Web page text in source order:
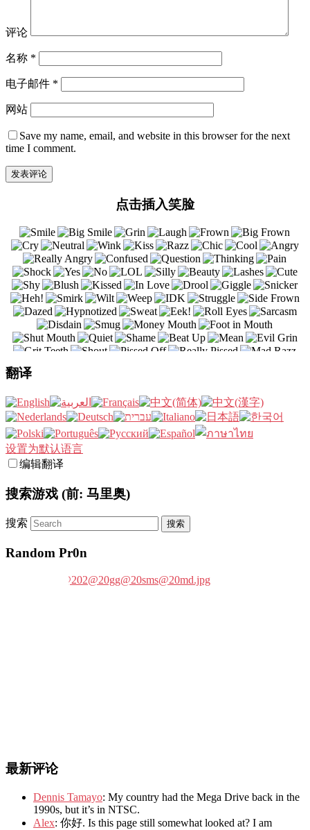
评论
名称 *
电子邮件 *
网站
Save my name, email, and website in this browser for the next
time I comment.
点击插入笑脸
翻译
设置为默认语言
编辑翻译
搜索游戏 (前: 马里奥)
搜索
Random Pr0n
最新评论
Dennis Tamayo: My country had the Mega Drive back in the
1990s, but it’s in NTSC.
Alex: 你好. Is this page still somewhat looked at? I am